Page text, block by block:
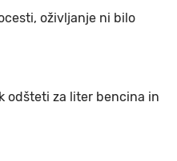
oživljanje ni bilo
odšteti za liter bencina in